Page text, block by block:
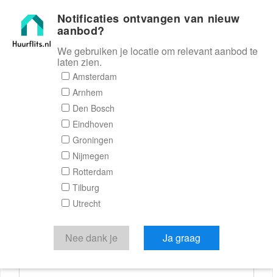
Huurflits
Reactieformulier
Huurflits
Verstuur je bericht
Door een bericht te sturen kom je in contact met de
aanbieder of makelaar van de woning.
Notificaties ontvangen van nieuw
aanbod?
We gebruiken je locatie om relevant aanbod te
laten zien.
Amsterdam
Arnhem
Den Bosch
Eindhoven
Groningen
Nijmegen
Rotterdam
Tilburg
Utrecht
Nee dank je Ja graag